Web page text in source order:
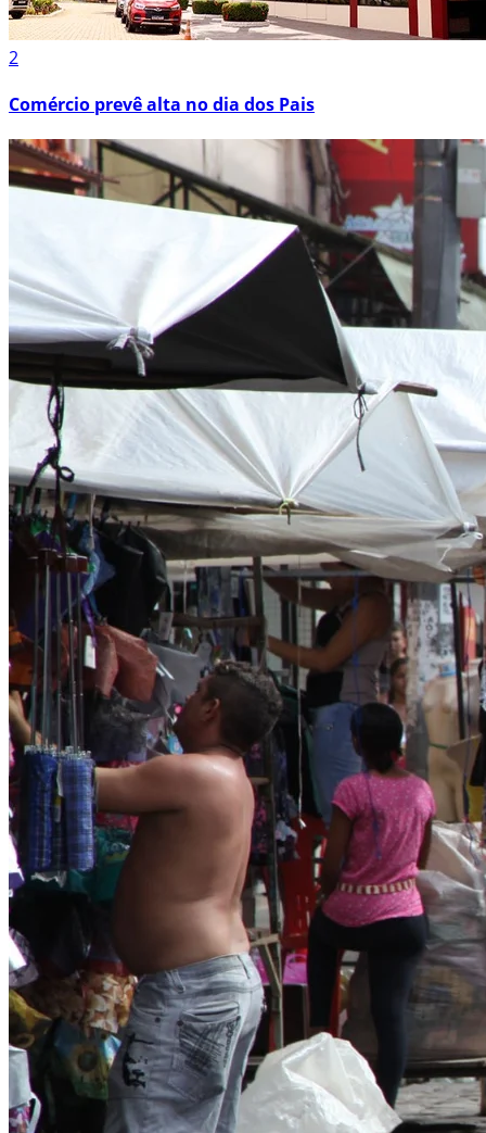
2
Comércio prevê alta no dia dos Pais